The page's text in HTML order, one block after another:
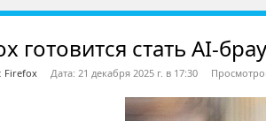
готовится стать AI-
Firefox Дата: 21 декабря 2025 г. в 17:30